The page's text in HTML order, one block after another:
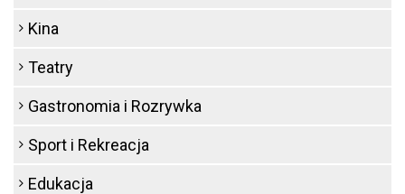
Kina
Teatry
Gastronomia i Rozrywka
Sport i Rekreacja
Edukacja